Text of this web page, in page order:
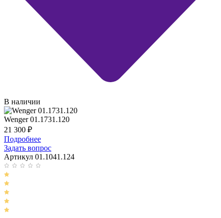
В наличии
Wenger 01.1731.120
21 300 ₽
Подробнее
Задать вопрос
Артикул 01.1041.124